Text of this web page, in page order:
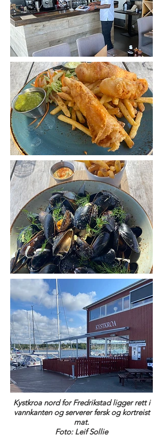
Kystkroa nord for Fredrikstad ligger rett i
vannkanten og serverer fersk og kortreist
mat.
Foto: Leif Sollie